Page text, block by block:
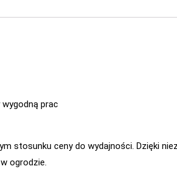
prac
stosunku ceny do wydajności. Dzięki
ogrodzie.